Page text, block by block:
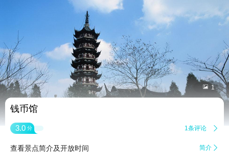
 1
钱币馆
3.0 分 1条评论 
查看景点简介及开放时间 简介 